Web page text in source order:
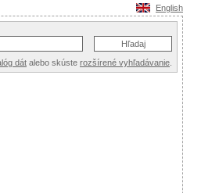
English
dát alebo skúste rozšírené vyhľadávanie